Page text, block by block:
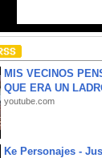
MIS VECINOS
QUE ERA UN
youtube.com
Ke Personajes -